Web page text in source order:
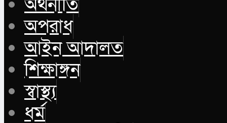
অপরাধ
আইন আদালত
শিক্ষাঙ্গন
স্বাস্থ্য
ধর্ম